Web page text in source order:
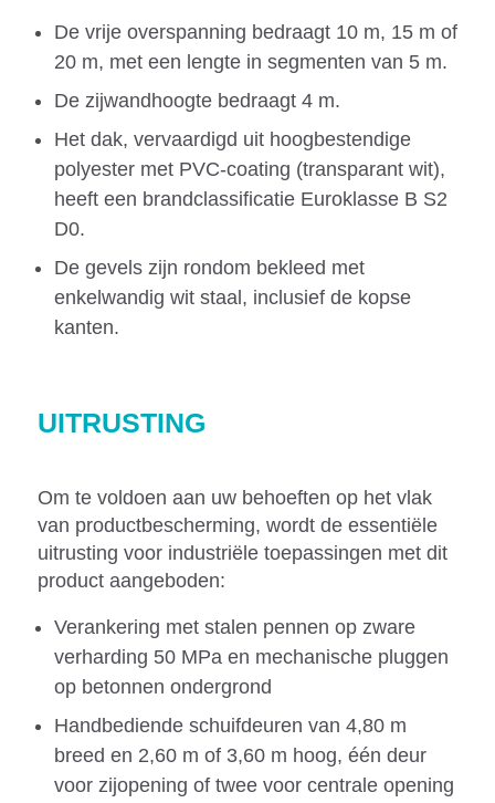
De vrije overspanning bedraagt 10 m, 15 m of
20 m, met een lengte in segmenten van 5 m.
De zijwandhoogte bedraagt 4 m.
Het dak, vervaardigd uit hoogbestendige
polyester met PVC-coating (transparant wit),
heeft een brandclassificatie Euroklasse B S2
D0.
De gevels zijn rondom bekleed met
enkelwandig wit staal, inclusief de kopse
kanten.
UITRUSTING
Om te voldoen aan uw behoeften op het vlak
van productbescherming, wordt de essentiële
uitrusting voor industriële toepassingen met dit
product aangeboden:
Verankering met stalen pennen op zware
verharding 50 MPa en mechanische pluggen
op betonnen ondergrond
Handbediende schuifdeuren van 4,80 m
breed en 2,60 m of 3,60 m hoog, één deur
voor zijopening of twee voor centrale opening